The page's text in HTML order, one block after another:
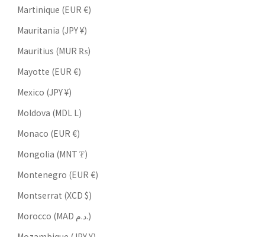
Martinique (EUR €)
Mauritania (JPY ¥)
Mauritius (MUR ₨)
Mayotte (EUR €)
Mexico (JPY ¥)
Moldova (MDL L)
Monaco (EUR €)
Mongolia (MNT ₮)
Montenegro (EUR €)
Montserrat (XCD $)
Morocco (MAD د.م.)